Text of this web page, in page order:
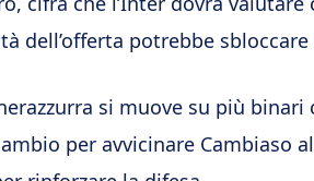
dell’offerta potrebbe
si muove su più
per avvicinare Cambiaso